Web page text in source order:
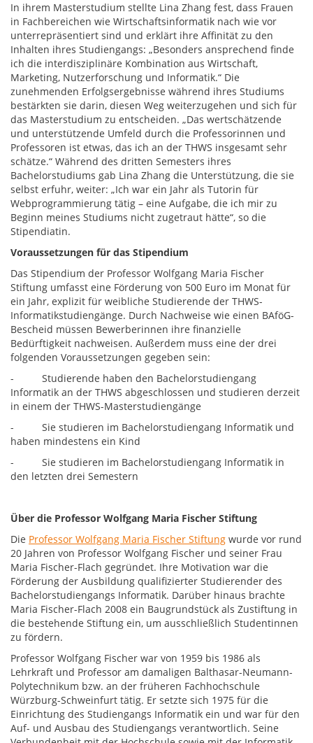
In ihrem Masterstudium stellte Lina Zhang fest, dass Frauen
in Fachbereichen wie Wirtschaftsinformatik nach wie vor
unterrepräsentiert sind und erklärt ihre Affinität zu den
Inhalten ihres Studiengangs: „Besonders ansprechend finde
ich die interdisziplinäre Kombination aus Wirtschaft,
Marketing, Nutzerforschung und Informatik.“ Die
zunehmenden Erfolgsergebnisse während ihres Studiums
bestärkten sie darin, diesen Weg weiterzugehen und sich für
das Masterstudium zu entscheiden. „Das wertschätzende
und unterstützende Umfeld durch die Professorinnen und
Professoren ist etwas, das ich an der THWS insgesamt sehr
schätze.“ Während des dritten Semesters ihres
Bachelorstudiums gab Lina Zhang die Unterstützung, die sie
selbst erfuhr, weiter: „Ich war ein Jahr als Tutorin für
Webprogrammierung tätig – eine Aufgabe, die ich mir zu
Beginn meines Studiums nicht zugetraut hätte“, so die
Stipendiatin.
Voraussetzungen für das Stipendium
Das Stipendium der Professor Wolfgang Maria Fischer
Stiftung umfasst eine Förderung von 500 Euro im Monat für
ein Jahr, explizit für weibliche Studierende der THWS-
Informatikstudiengänge. Durch Nachweise wie einen BAföG-
Bescheid müssen Bewerberinnen ihre finanzielle
Bedürftigkeit nachweisen. Außerdem muss eine der drei
folgenden Voraussetzungen gegeben sein:
- Studierende haben den Bachelorstudiengang
Informatik an der THWS abgeschlossen und studieren derzeit
in einem der THWS-Masterstudiengänge
- Sie studieren im Bachelorstudiengang Informatik und
haben mindestens ein Kind
- Sie studieren im Bachelorstudiengang Informatik in
den letzten drei Semestern
Über die Professor Wolfgang Maria Fischer Stiftung
Die Professor Wolfgang Maria Fischer Stiftung wurde vor rund
20 Jahren von Professor Wolfgang Fischer und seiner Frau
Maria Fischer-Flach gegründet. Ihre Motivation war die
Förderung der Ausbildung qualifizierter Studierender des
Bachelorstudiengangs Informatik. Darüber hinaus brachte
Maria Fischer-Flach 2008 ein Baugrundstück als Zustiftung in
die bestehende Stiftung ein, um ausschließlich Studentinnen
zu fördern.
Professor Wolfgang Fischer war von 1959 bis 1986 als
Lehrkraft und Professor am damaligen Balthasar-Neumann-
Polytechnikum bzw. an der früheren Fachhochschule
Würzburg-Schweinfurt tätig. Er setzte sich 1975 für die
Einrichtung des Studiengangs Informatik ein und war für den
Auf- und Ausbau des Studiengangs verantwortlich. Seine